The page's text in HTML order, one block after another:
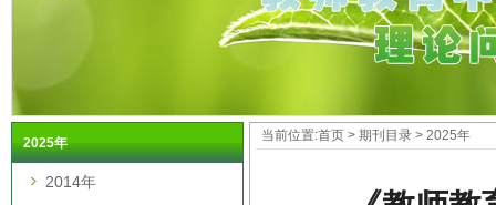
2025年
2014年
当前位置:首页 > 期刊目录 > 2025年